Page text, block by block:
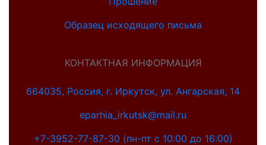
Образец исходящего письма
КОНТАКТНАЯ ИНФОРМАЦИЯ
664035, Россия, г. Иркутск, ул. Ангарская, 14
eparhia_irkutsk@mail.ru
+7-3952-77-87-30 (пн-пт с 10:00 до 16:00)